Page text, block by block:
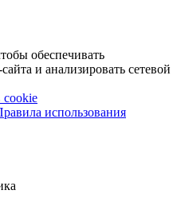
обеспечивать
и анализировать сетевой
cookie
использования